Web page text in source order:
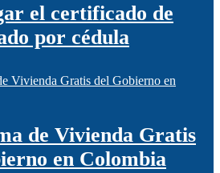
el certificado de
por cédula
de Vivienda Gratis
en Colombia